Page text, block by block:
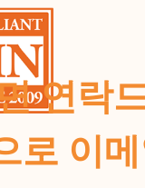
연락
로 이